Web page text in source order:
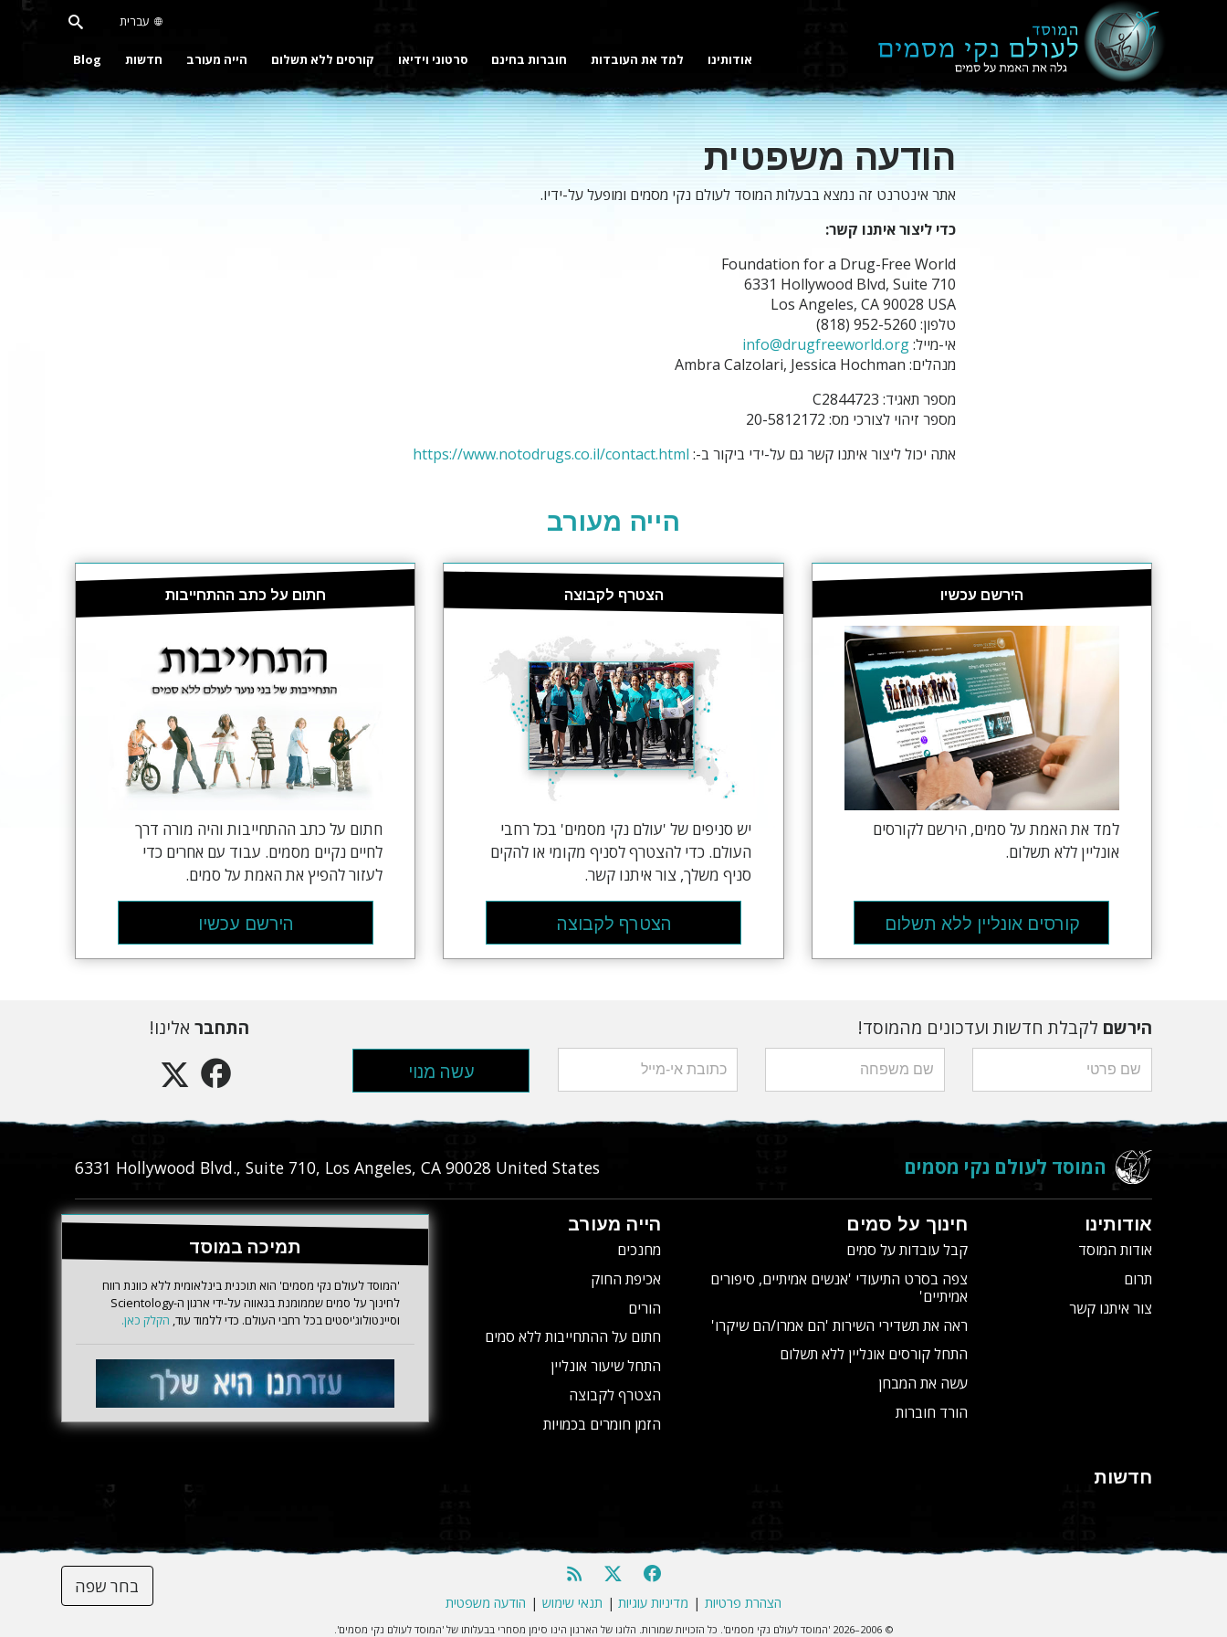
עברית
אודותינו למד את העובדות חוברות בחינם סרטוני וידיאו קורסים ללא תשלום הייה מעורב חדשות Blog
הודעה משפטית
אתר אינטרנט זה נמצא בבעלות המוסד לעולם נקי מסמים ומופעל על-ידיו.
כדי ליצור איתנו קשר:
Foundation for a Drug-Free World
‎6331 Hollywood Blvd, Suite 710
Los Angeles, CA 90028 USA
טלפון: ‎(818) 952-5260
אי-מייל:info@drugfreeworld.org
מנהלים: Ambra Calzolari, Jessica Hochman
מספר תאגיד: C2844723
מספר זיהוי לצורכי מס: 20-5812172
אתה יכול ליצור איתנו קשר גם על-ידי ביקור ב-: https://www.notodrugs.co.il/contact.html
הייה מעורב
הירשם עכשיו
למד את האמת על סמים, הירשם לקורסים
אונליין ללא תשלום.
קורסים אונליין ללא תשלום
הצטרף לקבוצה
יש סניפים של 'עולם נקי מסמים' בכל רחבי
העולם. כדי להצטרף לסניף מקומי או להקים
סניף משלך, צור איתנו קשר.
הצטרף לקבוצה
חתום על כתב ההתחייבות
חתום על כתב ההתחייבות והיה מורה דרך
לחיים נקיים מסמים. עבוד עם אחרים כדי
לעזור להפיץ את האמת על סמים.
הירשם עכשיו
הירשם לקבלת חדשות ועדכונים מהמוסד!
עשה מנוי
התחבר אלינו!
המוסד לעולם נקי מסמים 6331‎ Hollywood Blvd., Suite 710, Los Angeles, CA 90028 United States
אודותינו
אודות המוסד
תרום
צור איתנו קשר
חינוך על סמים
קבל עובדות על סמים
צפה בסרט התיעודי 'אנשים אמיתיים, סיפורים
אמיתיים'
ראה את תשדירי השירות 'הם אמרו/הם שיקרו'
התחל קורסים אונליין ללא תשלום
עשה את המבחן
הורד חוברות
הייה מעורב
מחנכים
אכיפת החוק
הורים
חתום על ההתחייבות ללא סמים
התחל שיעור אונליין
הצטרף לקבוצה
הזמן חומרים בכמויות
חדשות
תמיכה במוסד
'המוסד לעולם נקי מסמים' הוא תוכנית בינלאומית ללא כוונת רווח
לחינוך על סמים שממומנת בגאווה על-ידי ארגון ה-Scientology
וסיינטולוג'יסטים בכל רחבי העולם. כדי ללמוד עוד, הקלק כאן.
בחר שפה
הצהרת פרטיות | מדיניות עוגיות | תנאי שימוש | הודעה משפטית
© 2006–2026 'המוסד לעולם נקי מסמים'. כל הזכויות שמורות. הלוגו של הארגון הינו סימן מסחרי בבעלותו של 'המוסד לעולם נקי מסמים'.